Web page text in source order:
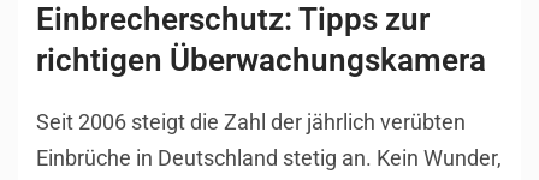
Einbrecherschutz: Tipps zur
richtigen Überwachungskamera
Seit 2006 steigt die Zahl der jährlich verübten
Einbrüche in Deutschland stetig an. Kein Wunder,